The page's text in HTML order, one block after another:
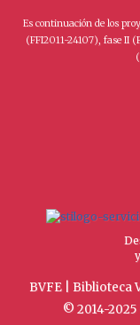
Es continuación de los
(FFI2011-24107), fase II
BVFE | Biblioteca
© 2014-